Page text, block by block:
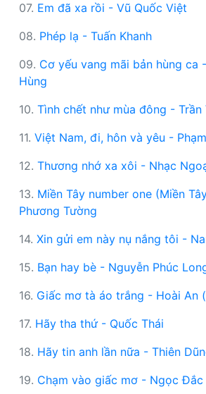
07. Em đã xa rồi - Vũ Quốc Việt
08. Phép lạ - Tuấn Khanh
09. Cơ yếu vang mãi bản hùng ca
Hùng
10. Tình chết như mùa đông - Trần
11. Việt Nam, đi, hôn và yêu -
12. Thương nhớ xa xôi - Nhạc
13. Miền Tây number one (Miền
Phương Tường
14. Xin gửi em này nụ nắng tôi -
15. Bạn hay bè - Nguyễn Phúc
16. Giấc mơ tà áo trắng - Hoài An
17. Hãy tha thứ - Quốc Thái
18. Hãy tin anh lần nữa - Thiên
19. Chạm vào giấc mơ - Ngọc Đắc